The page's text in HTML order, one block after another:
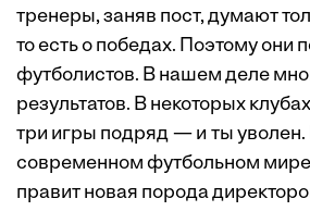
тренеры, заняв пост, думают
то есть о победах. Поэтому они
футболистов. В нашем деле
результатов. В некоторых
три игры подряд — и ты уволен.
современном футбольном
правит новая порода